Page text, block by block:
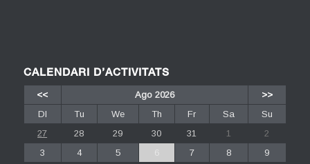
CALENDARI D’ACTIVITATS
<< Ago 2026
>>
Dl
Tu We Th Fr Sa
Su
27
28 29 30 31 1
2
3
4 5 6 7 8
9